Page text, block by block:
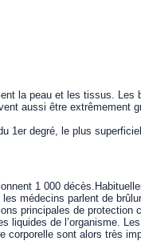
la peau et les tissus. Les
aussi être extrêmement
1er degré, le plus
1 000
médecins parlent de
principales de protection
liquides de l’organisme.
corporelle sont alors très